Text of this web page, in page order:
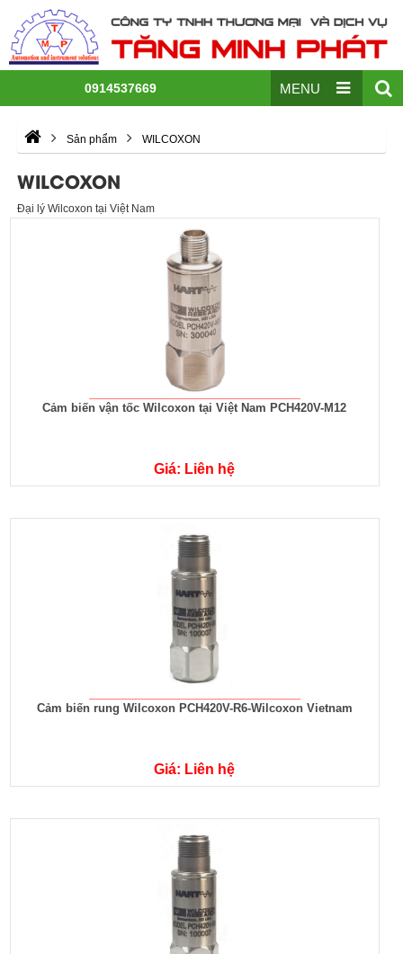
0914537669 MENU
Sản phẩm WILCOXON
WILCOXON
Đại lý Wilcoxon tại Việt Nam
Cảm biến vận tốc Wilcoxon tại Việt Nam PCH420V-M12
Giá: Liên hệ
Cảm biến rung Wilcoxon PCH420V-R6-Wilcoxon Vietnam
Giá: Liên hệ